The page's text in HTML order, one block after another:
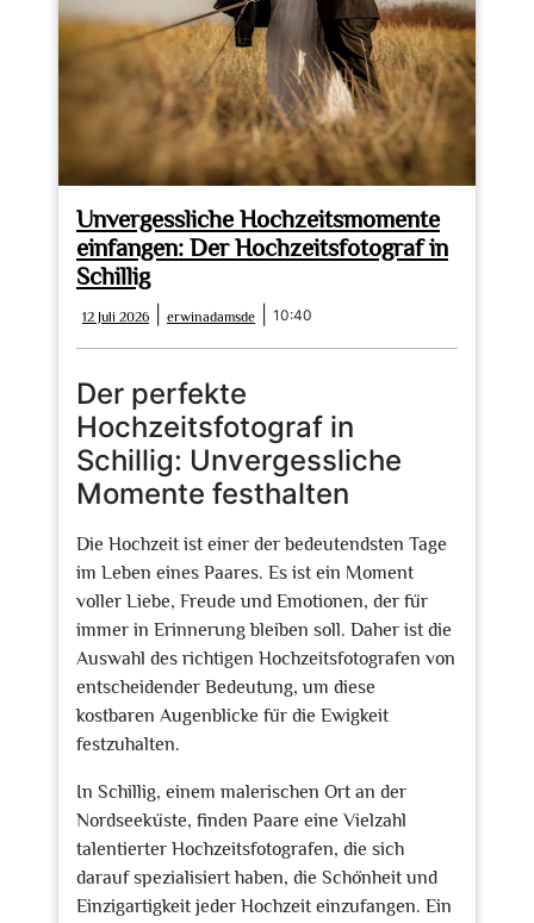
Unvergessliche Hochzeitsmomente
einfangen: Der Hochzeitsfotograf in
Schillig
12 Juli 2026
Juli
2026
erwinadamsde erwinadamsde
10:40
Der perfekte
Hochzeitsfotograf in
Schillig: Unvergessliche
Momente festhalten
Die Hochzeit ist einer der bedeutendsten Tage
im Leben eines Paares. Es ist ein Moment
voller Liebe, Freude und Emotionen, der für
immer in Erinnerung bleiben soll. Daher ist die
Auswahl des richtigen Hochzeitsfotografen von
entscheidender Bedeutung, um diese
kostbaren Augenblicke für die Ewigkeit
festzuhalten.
In Schillig, einem malerischen Ort an der
Nordseeküste, finden Paare eine Vielzahl
talentierter Hochzeitsfotografen, die sich
darauf spezialisiert haben, die Schönheit und
Einzigartigkeit jeder Hochzeit einzufangen. Ein